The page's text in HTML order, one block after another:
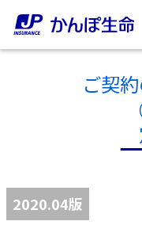
ご契約者さま
ご契
2020.04版